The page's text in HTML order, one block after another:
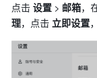
点击 设置 > 邮箱，
理，点击 立即设置